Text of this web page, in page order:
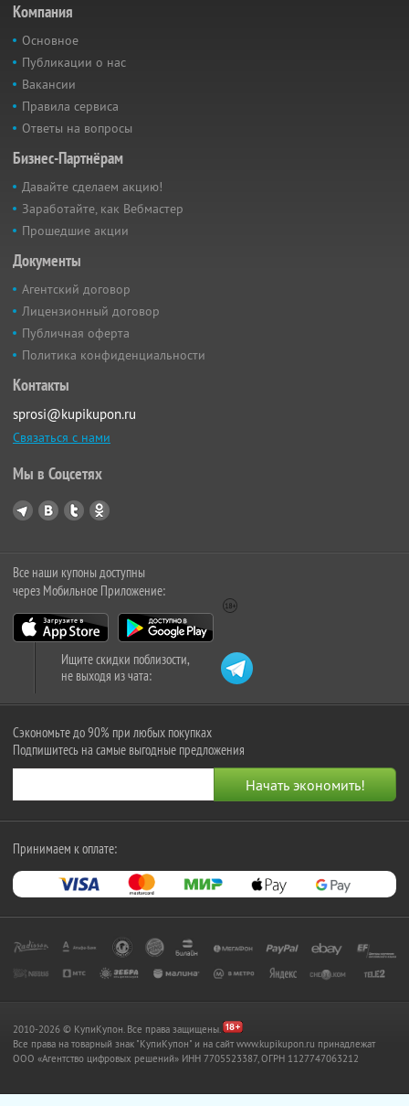
Компания
Основное
Публикации о нас
Вакансии
Правила сервиса
Ответы на вопросы
Бизнес-Партнёрам
Давайте сделаем акцию!
Заработайте, как Вебмастер
Прошедшие акции
Документы
Агентский договор
Лицензионный договор
Публичная оферта
Политика конфиденциальности
Контакты
sprosi@kupikupon.ru
Связаться с нами
Мы в Соцсетях
Все наши купоны доступны
через Мобильное Приложение:
Ищите скидки поблизости,
не выходя из чата:
Сэкономьте до 90% при любых покупках
Подпишитесь на самые выгодные предложения
Принимаем к оплате:
2010-2026 © КупиКупон. Все права защищены.
Все права на товарный знак "КупиКупон" и на сайт www.kupikupon.ru принадлежат
OOO «Агентство цифровых решений» ИНН 7705523387, ОГРН 1127747063212